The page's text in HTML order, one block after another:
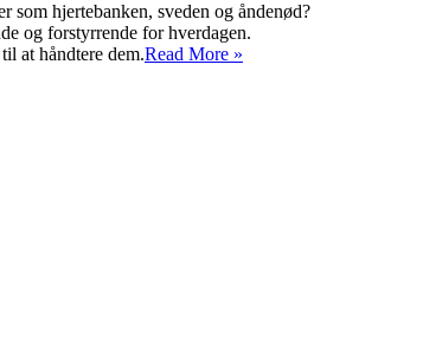
som hjertebanken, sveden og åndenød?
og forstyrrende for hverdagen.
at håndtere dem.Read More »